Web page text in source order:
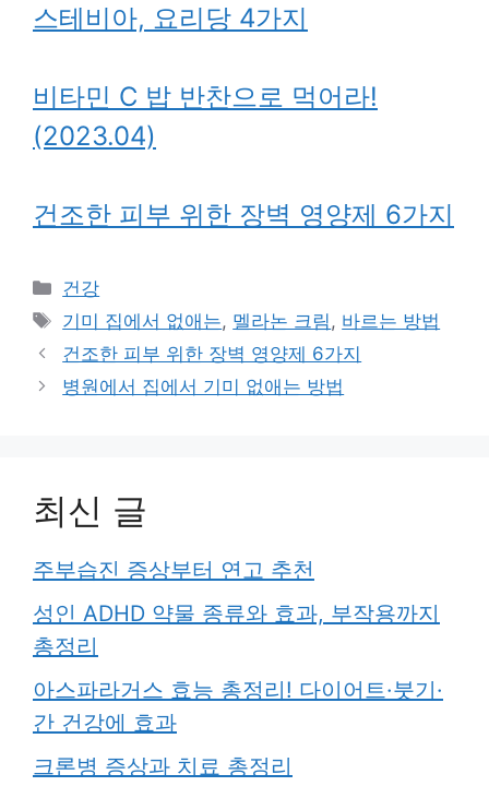
스테비아, 요리당 4가지
비타민 C 밥 반찬으로 먹어라!
(2023.04)
건조한 피부 위한 장벽 영양제 6가지
카
테
고
리
건강
태
그
기미 집에서 없애는, 멜라논 크림 , 바르는 방법
건조한 피부 위한 장벽 영양제 6가지
병원에서 집에서 기미 없애는 방법
최신 글
주부습진 증상부터 연고 추천
성인 ADHD 약물 종류와 효과, 부작용까지
총정리
아스파라거스 효능 총정리! 다이어트·붓기·
간 건강에 효과
크론병 증상과 치료 총정리